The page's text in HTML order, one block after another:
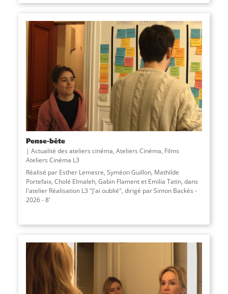
Pense-bête
Actualité des ateliers cinéma, Ateliers Cinéma, Films
Ateliers Cinéma L3
Réalisé par Esther Lemesre, Syméon Guillon, Mathilde
Portefaix, Cholé Elmaleh, Gabin Flament et Emilia Tatin, dans
l'atelier Réalisation L3 "J'ai oublié", dirigé par Simon Backès -
2026 - 8'